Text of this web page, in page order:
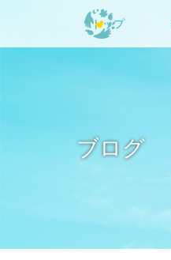
トップ
ブログ